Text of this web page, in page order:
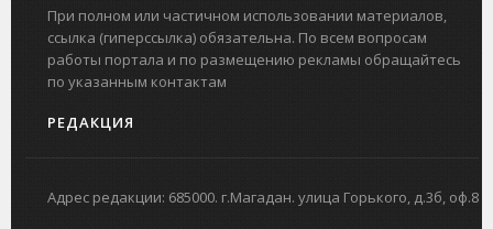
При полном или частичном использовании материалов,
ссылка (гиперссылка) обязательна. По всем вопросам
работы портала и по размещению рекламы обращайтесь
по указанным контактам
РЕДАКЦИЯ
Адрес редакции: 685000. г.Магадан. улица Горького, д.3б, оф.8